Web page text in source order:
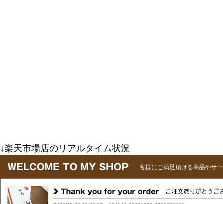
↓楽天市場店のリアルタイム状況